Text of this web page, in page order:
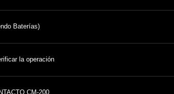
Baterías)
la operación
CM-200